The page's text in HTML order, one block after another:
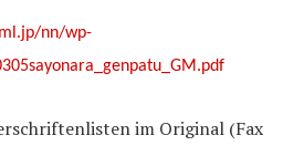
nn/wp-
im Original (Fax